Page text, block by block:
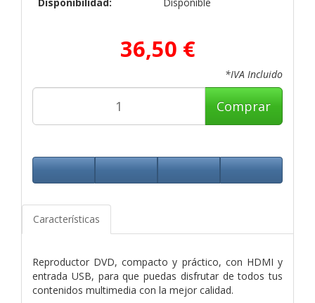
36,50 €
*IVA Incluido
Comprar
Características
Reproductor DVD, compacto y práctico, con HDMI y
entrada USB, para que puedas disfrutar de todos tus
contenidos multimedia con la mejor calidad.